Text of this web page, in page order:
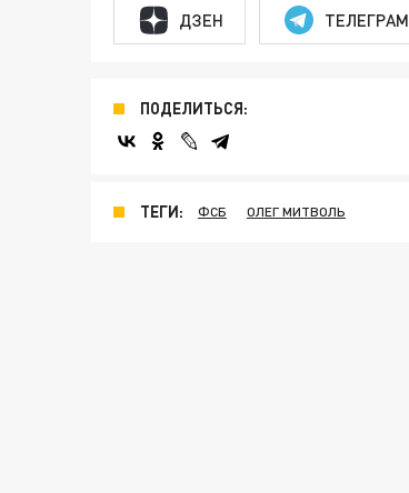
ДЗЕН ТЕЛЕГРАМ
ПОДЕЛИТЬСЯ:
ТЕГИ: ФСБ ОЛЕГ МИТВОЛЬ